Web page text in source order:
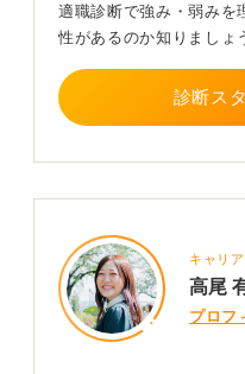
やってみたいという気
りますし、不安が勝るの
う判断も必要になりま
断と覚悟で決断しましょ
0
適職診断で強み・弱みを
性があるのか知りましょ
診断ス
キャリ
高尾
プロフ